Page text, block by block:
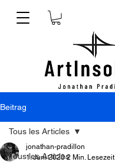
Beitrag
Tous les Articles
Tous les Articles
jonathan-pradillon
1. Juni 2023 2 Min. Lesezeit